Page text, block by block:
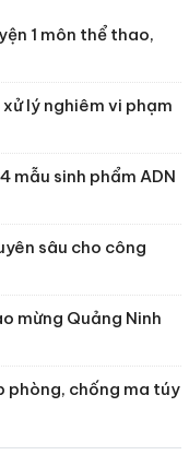
1 môn thể thao,
lý nghiêm vi phạm
mẫu sinh phẩm ADN
sâu cho công
mừng Quảng Ninh
phòng, chống ma túy